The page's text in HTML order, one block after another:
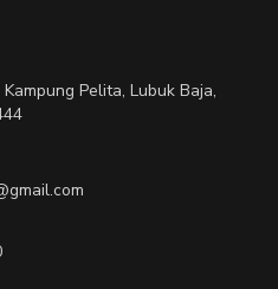
Pelita, Lubuk Baja,